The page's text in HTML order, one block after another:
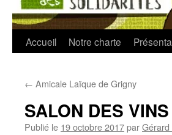
Accueil Notre charte
← Amicale Laïque de Grigny
SALON DES
Publié le 19 octobre 2017parGérard